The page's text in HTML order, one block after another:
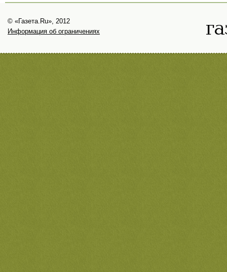
© «Газета.Ru», 2012
Информация об ограничениях